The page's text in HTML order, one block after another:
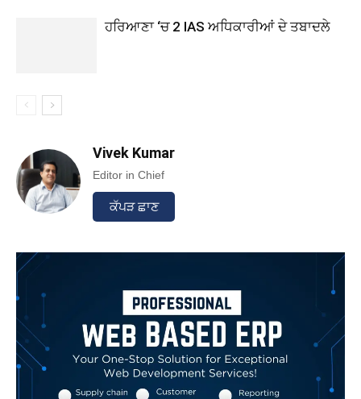
ਹਰਿਆਣਾ ‘ਚ 2 IAS ਅਧਿਕਾਰੀਆਂ ਦੇ ਤਬਾਦਲੇ
Vivek Kumar
Editor in Chief
ਕੱਪੜ ਛਾਣ